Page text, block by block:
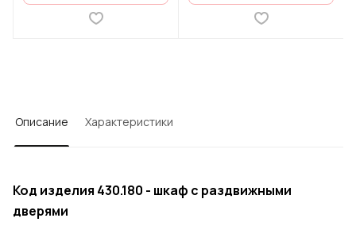
Описание Характеристики
Код изделия 430.180 - шкаф с раздвижными
дверями